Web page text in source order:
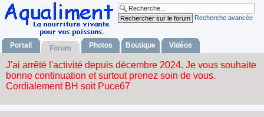
Recherche avancée
Portail Forum Photos Boutique Vidéos